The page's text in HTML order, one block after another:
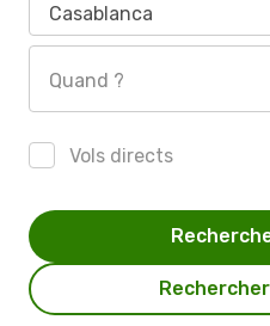
Casablanca
Quand ?
Vols directs